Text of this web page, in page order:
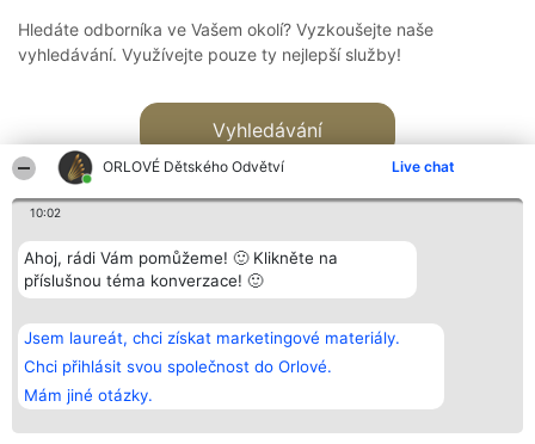
ORLOVÉ Dětského Odvětví Live chat
10:02
Ahoj, rádi Vám pomůžeme! 🙂 Klikněte na
příslušnou téma konverzace! 🙂
Jsem laureát, chci získat marketingové materiály.
Chci přihlásit svou společnost do Orlové.
Mám jiné otázky.
Hledáte odborníka ve Vašem okolí? Vyzkoušejte naše
vyhledávání. Využívejte pouze ty nejlepší služby!
Vyhledávání
Bright Side Solutions sp. z o.
o. sp. k.
ul. Ruska 22
Wrocław 50-079
KRS 0000749100 | Regon
381313360 | NIP 8943132676
Vítězové
Seznam všech
laureátů
Zásady
Zásady
Kontakt